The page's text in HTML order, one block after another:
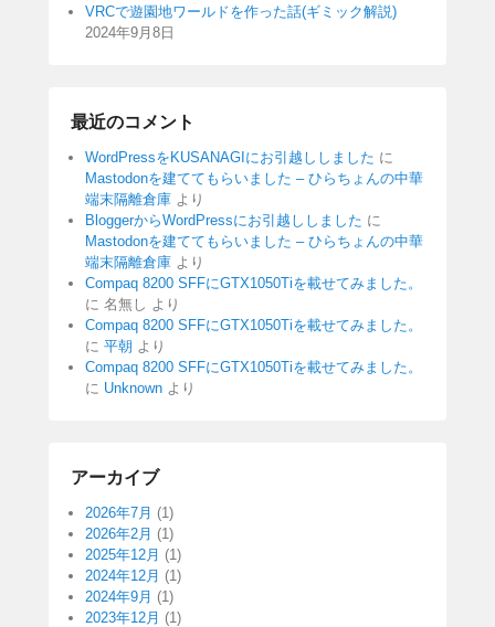
VRCで遊園地ワールドを作った話(ギミック解説)
2024年9月8日
最近のコメント
WordPressをKUSANAGIにお引越ししました に
Mastodonを建ててもらいました – ひらちょんの中華
端末隔離倉庫 より
BloggerからWordPressにお引越ししました に
Mastodonを建ててもらいました – ひらちょんの中華
端末隔離倉庫 より
Compaq 8200 SFFにGTX1050Tiを載せてみました。
に 名無し より
Compaq 8200 SFFにGTX1050Tiを載せてみました。
に 平朝 より
Compaq 8200 SFFにGTX1050Tiを載せてみました。
に Unknown より
アーカイブ
2026年7月 (1)
2026年2月 (1)
2025年12月 (1)
2024年12月 (1)
2024年9月 (1)
2023年12月 (1)